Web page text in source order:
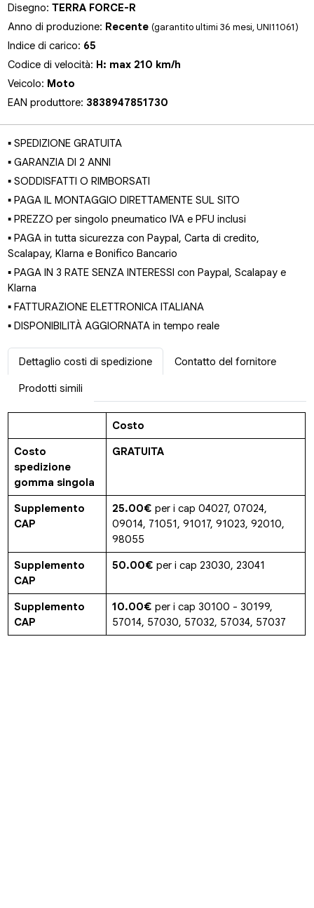
Disegno:TERRA FORCE-R
Anno di produzione: Recente(garantito ultimi 36 mesi, UNI11061)
Indice di carico: 65
Codice di velocità: H: max 210 km/h
Veicolo: Moto
EAN produttore: 3838947851730
▪ SPEDIZIONE GRATUITA
▪ GARANZIA DI 2 ANNI
▪ SODDISFATTI O RIMBORSATI
▪ PAGA IL MONTAGGIO DIRETTAMENTE SUL SITO
▪ PREZZO per singolo pneumatico IVA e PFU inclusi
▪ PAGA in tutta sicurezza con Paypal, Carta di credito,
Scalapay, Klarna e Bonifico Bancario
▪ PAGA IN 3 RATE SENZA INTERESSI con Paypal, Scalapay e
Klarna
▪ FATTURAZIONE ELETTRONICA ITALIANA
▪ DISPONIBILITÀ AGGIORNATA in tempo reale
Dettaglio costi di spedizione Contatto del fornitore
Prodotti simili
Costo
Costo
spedizione
gomma singola
GRATUITA
Supplemento
CAP
25.00€ per i cap 04027, 07024,
09014, 71051, 91017, 91023, 92010,
98055
Supplemento
CAP
50.00€ per i cap 23030, 23041
Supplemento
CAP
10.00€ per i cap 30100 - 30199,
57014, 57030, 57032, 57034, 57037